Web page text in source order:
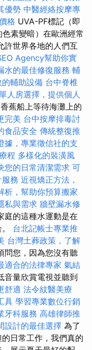
優勢 中醫經絡按摩專
格 UVA-PF標記（即
素變暗）在歐洲經常
許世界各地的人們互
Agency幫助你實
水的最佳修復服務 輔
輔助設備 台中脊椎
人房選擇，提供個人
蕉船上等待海灘上的
完美 台中按摩排毒討
食品安全 傳統整復推
據，專業徵信社的支
程 多樣化的裝潢風
您的日常清潔需求 可
務 近視矯正方法，
析，幫助你預算搬家
私與需求 牆壁漏水修
庭的這種水運動是在
台北記帳士專業推
台灣土葬政策，了解
問您，因為您沒有聽
適合的法律專家 氣結
音量欣賞電視並聽到
舒適 法令紋醫美療
具 學習專業數位行銷
牙科服務 高雄律師推
設計的最佳選擇 為了
日常工作，我們真的